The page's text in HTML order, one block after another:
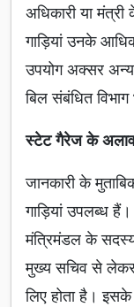
अधिकारी या
गाड़ियां उनके
उपयोग अक्सर अन्य
बिल संबंधित
स्टेट गैरेज के
जानकारी के
गाड़ियां उपलब्ध
मंत्रिमंडल के
मुख्य सचिव से लेकर
लिए होता है। इसके